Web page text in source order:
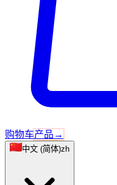
购物车产品 →
中文 (简体)zh